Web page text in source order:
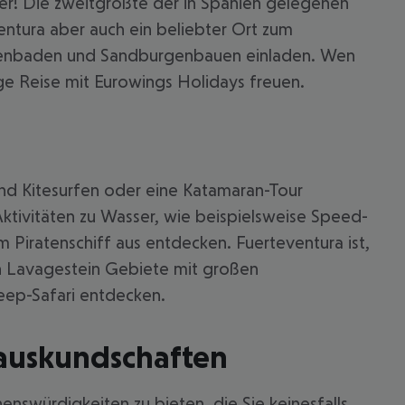
aber auch ein beliebter Ort zum
und Sandburgenbauen einladen. Wen
Reise mit Eurowings Holidays freuen.
Kitesurfen oder eine Katamaran-Tour
zu Wasser, wie beispielsweise Speed-
Piratenschiff aus entdecken. Fuerteventura ist,
Lavagestein Gebiete mit großen
Safari entdecken.